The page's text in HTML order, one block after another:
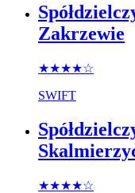
Zakrzewie
★★★★☆
SWIFT
★★★★☆